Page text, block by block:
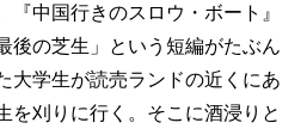
『中国行きのスロウ・ボート』
後の芝生」という短編がたぶん
大学生が読売ランドの近くにあ
を刈りに行く。そこに酒浸りと